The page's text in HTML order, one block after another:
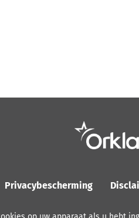
Privacybescherming